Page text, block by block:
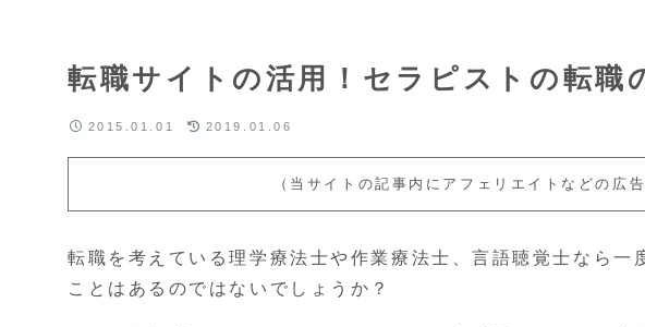
転職サイトの活用！セラピストの転職
2015.01.01 2019.01.06
（当サイトの記事内にアフェリエイトなどの広
転職を考えている理学療法士や作業療法士、言語聴覚士なら一
ことはあるのではないでしょうか？